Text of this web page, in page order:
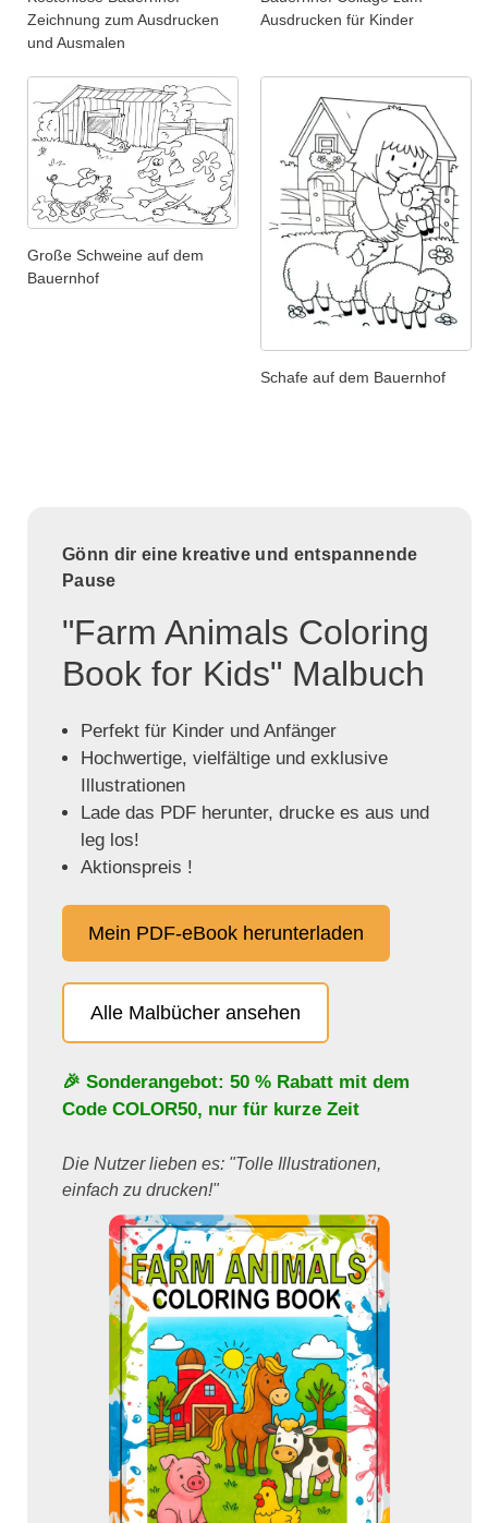
Zeichnung zum Ausdrucken
und Ausmalen
Ausdrucken für Kinder
Große Schweine auf dem
Bauernhof
Schafe auf dem Bauernhof
Gönn dir eine kreative und entspannende
Pause
"Farm Animals Coloring
Book for Kids" Malbuch
Perfekt für Kinder und Anfänger
Hochwertige, vielfältige und exklusive
Illustrationen
Lade das PDF herunter, drucke es aus und
leg los!
Aktionspreis !
Mein PDF-eBook herunterladen
Alle Malbücher ansehen
🎉 Sonderangebot: 50 % Rabatt mit dem
Code COLOR50, nur für kurze Zeit
Die Nutzer lieben es: "Tolle Illustrationen,
einfach zu drucken!"